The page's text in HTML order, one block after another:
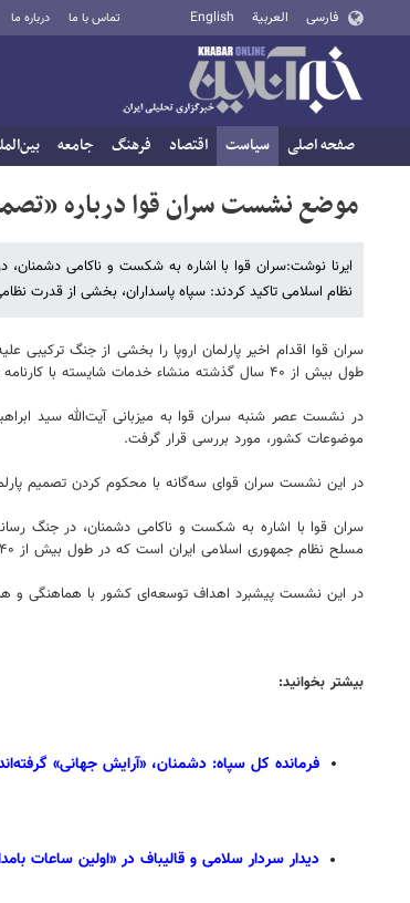
فارسی العربية English تماس با ما درباره ما
صفحه اصلی سیاست اقتصاد فرهنگ جامعه
موضع نشست سران قوا درباره
ایرنا نوشت:سران قوا با اشاره به شکست و ناکامی
نظام اسلامی تاکید کردند: سپاه پاسداران، بخشی از قدرت
سران قوا اقدام اخیر پارلمان اروپا را بخشی از جنگ
طول بیش از ۴۰ سال گذشته منشاء خدمات شایسته با کارنامه درخشان در دفاع از سرزمین پرافتخار ایران بوده است.
در نشست عصر شنبه سران قوا به میزبانی آیت‌الله سید
موضوعات کشور، مورد بررسی قرار گرفت.
در این نشست سران قوای سه‌گانه با محکوم کردن تصمیم
سران قوا با اشاره به شکست و ناکامی دشمنان، در جنگ
مسلح نظام جمهوری اسلامی ایران است که در طول بیش از ۴۰ سال گذشته منشا خدمات شایسته با کارنامه درخشان در دفاع از سرزمین پرافتخار ایران بوده است.
در این نشست پیشبرد اهداف توسعه‌ای کشور با هماهنگی و
بیشتر بخوانید:
فرمانده کل سپاه: دشمنان، «آرایش جهانی»
دیدار سردار سلامی و قالیباف در «اولین ساعات